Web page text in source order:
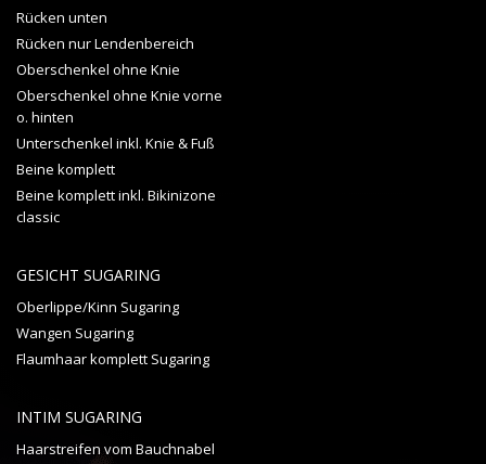
Rücken unten
Rücken nur Lendenbereich
Oberschenkel ohne Knie
Oberschenkel ohne Knie vorne
o. hinten
Unterschenkel inkl. Knie & Fuß
Beine komplett
Beine komplett inkl. Bikinizone
classic
GESICHT SUGARING
Oberlippe/Kinn Sugaring
Wangen Sugaring
Flaumhaar komplett Sugaring
INTIM SUGARING
Haarstreifen vom Bauchnabel